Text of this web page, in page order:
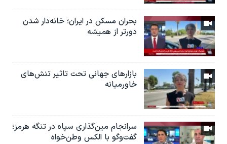
بحران مسکن در ایران؛ خانه‌دار شدن
دورتر از همیشه
بازارهای جهانی تحت تاثیر تنش‌های
خاورمیانه
سرانجام مین‌گذاری‌ سپاه در تنگه هرمز؛
گفت‌وگو با الکس وطن‌خواه